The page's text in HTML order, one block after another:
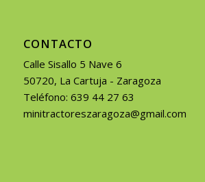
CONTACTO
Calle Sisallo 5 Nave 6
50720, La Cartuja - Zaragoza
Teléfono: 639 44 27 63
minitractoreszaragoza@gmail.com